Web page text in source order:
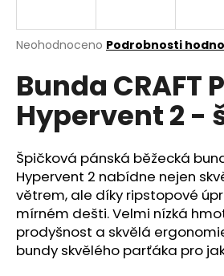
Průměrné
produktu
je
0,0
hvězdiček.
Neohodnoceno Podrobnosti
Bunda CRAFT
Hypervent 2 -
Špičková pánská běžecká
Hypervent 2 nabídne nejen
větrem, ale díky ripstopové
mírném dešti. Velmi nízká
prodyšnost a skvělá
bundy skvělého parťáka pro
j
t
?
HLEDAT
D